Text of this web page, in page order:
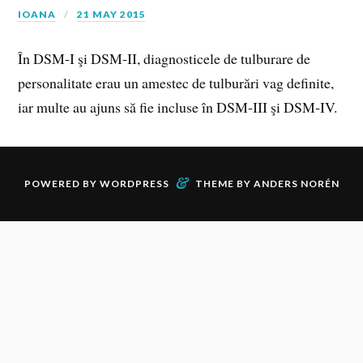
IOANA 21 MAY 2015
În DSM‑I şi DSM‑II, diagnosticele de tulburare de
personalitate erau un amestec de tulburări vag definite,
iar multe au ajuns să fie incluse în DSM‑III şi DSM‑IV.
POWERED BY WORDPRESS & THEME BY ANDERS NORÉN